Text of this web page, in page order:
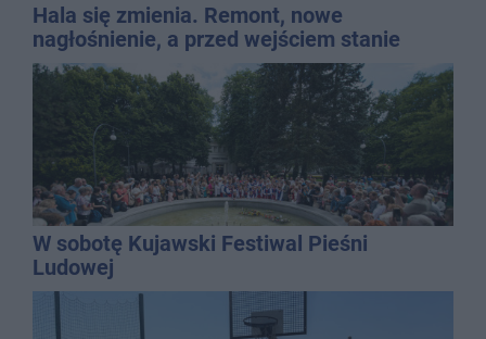
Hala się zmienia. Remont, nowe
nagłośnienie, a przed wejściem stanie
QEMETICA ARENA
W sobotę Kujawski Festiwal Pieśni
Ludowej